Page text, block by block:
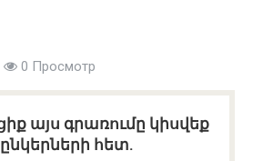
0 Просмотр
այս գրառումը կիսվեք
հետ.